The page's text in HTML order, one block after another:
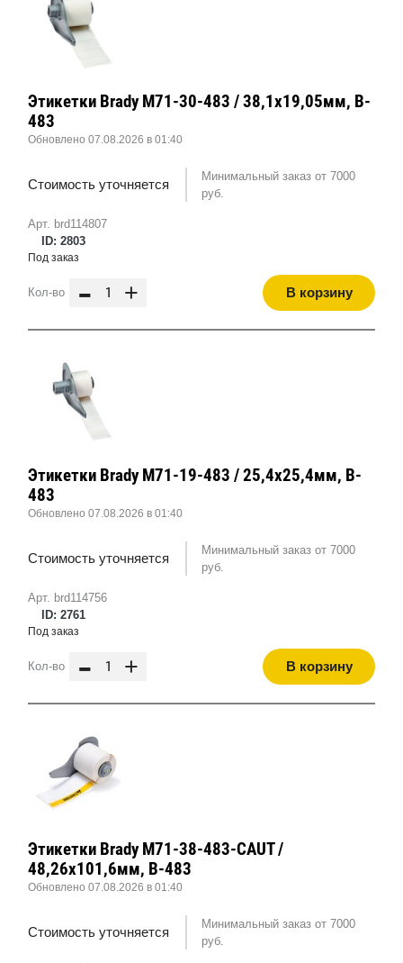
Арт. brd114807
ID: 2803
Этикетки Brady M71-30-483 / 38,1x19,05мм, B-
483
Обновлено 07.08.2026 в 01:40
Стоимость уточняется
Минимальный заказ от 7000
руб.
Под заказ
Кол-во - + В корзину
Арт. brd114756
ID: 2761
Этикетки Brady M71-19-483 / 25,4x25,4мм, B-
483
Обновлено 07.08.2026 в 01:40
Стоимость уточняется
Минимальный заказ от 7000
руб.
Под заказ
Кол-во - + В корзину
Этикетки Brady M71-38-483-CAUT /
48,26x101,6мм, B-483
Обновлено 07.08.2026 в 01:40
Стоимость уточняется
Минимальный заказ от 7000
руб.